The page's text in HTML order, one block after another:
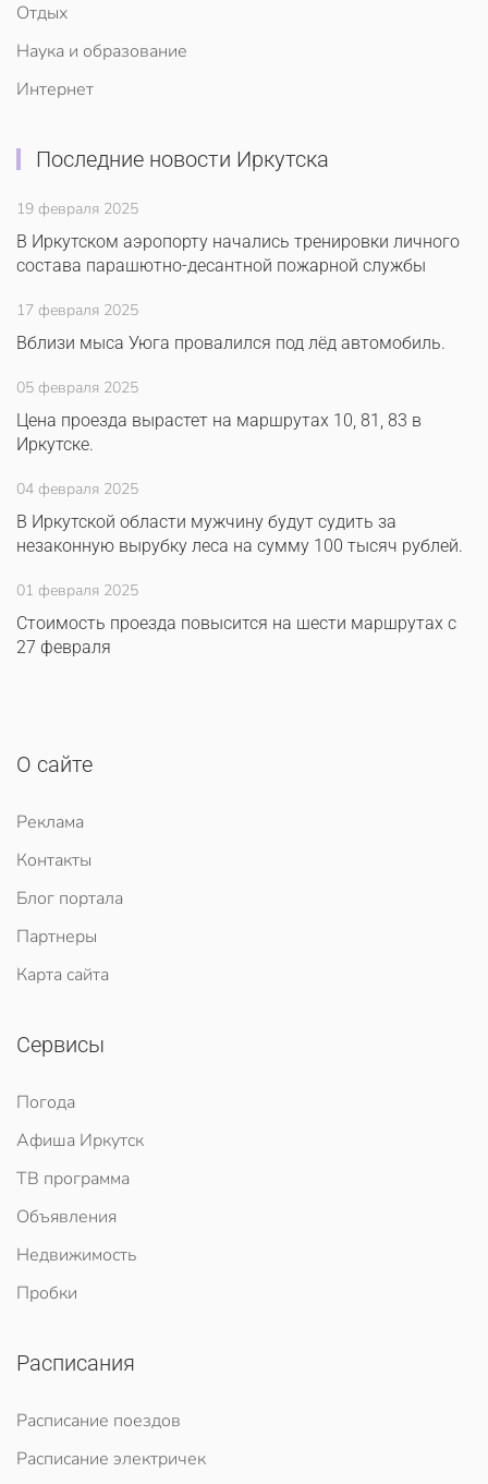
Отдых
Наука и образование
Интернет
Последние новости Иркутска
19 февраля 2025
В Иркутском аэропорту начались тренировки личного
состава парашютно-десантной пожарной службы
17 февраля 2025
Вблизи мыса Уюга провалился под лёд автомобиль.
05 февраля 2025
Цена проезда вырастет на маршрутах 10, 81, 83 в
Иркутске.
04 февраля 2025
В Иркутской области мужчину будут судить за
незаконную вырубку леса на сумму 100 тысяч рублей.
01 февраля 2025
Стоимость проезда повысится на шести маршрутах с
27 февраля
О сайте
Реклама
Контакты
Блог портала
Партнеры
Карта сайта
Сервисы
Погода
Афиша Иркутск
ТВ программа
Объявления
Недвижимость
Пробки
Расписания
Расписание поездов
Расписание электричек